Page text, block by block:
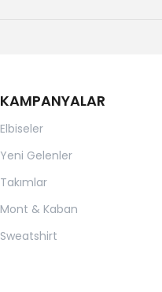
KAMPANYALAR
Elbiseler
Yeni Gelenler
Takımlar
Mont & Kaban
Sweatshirt